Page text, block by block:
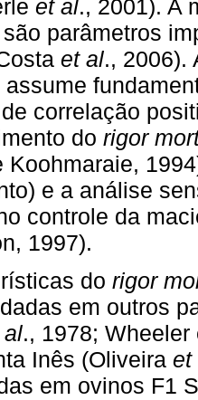
et al., 2001). A
parâmetros
et al., 2006).
assume
correlação
do rigor
Koohmaraie,
e a análise
controle da
1997).
do rigor
em outros
al., 1978;
Inês (Oliveira et
em ovinos F1